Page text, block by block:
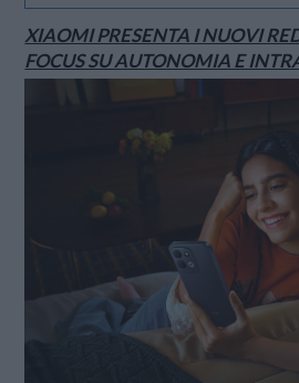
XIAOMI PRESENTA I NUOVI
FOCUS SU AUTONOMIA E